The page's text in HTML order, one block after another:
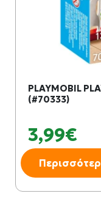
PLAYMOBIL
(#70333)
3,99€